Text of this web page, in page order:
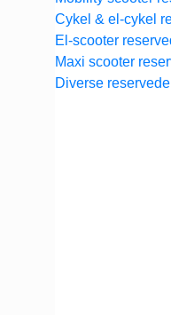
Cykel & el-cykel
El-scooter
Maxi scooter
Diverse